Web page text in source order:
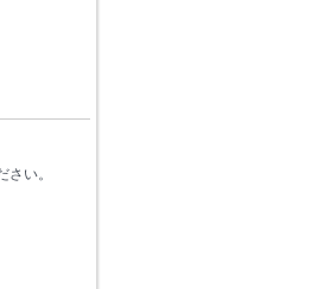
い。